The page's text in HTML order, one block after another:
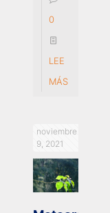
0
LEE
MÁS
noviembre
9, 2021